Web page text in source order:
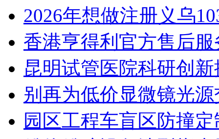
2026年想做注册义乌
香港亨得利官方售后
昆明试管医院科研创
别再为低价显微镜光
园区工程车盲区防撞